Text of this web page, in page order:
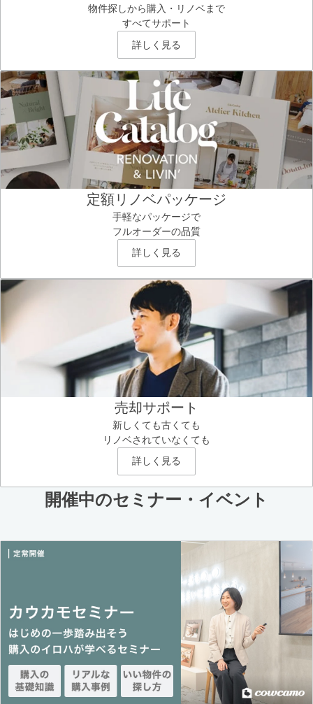
物件探しから購入・リノベまで
すべてサポート
詳しく見る
定額リノベパッケージ
手軽なパッケージで
フルオーダーの品質
詳しく見る
売却サポート
新しくても古くても
リノベされていなくても
詳しく見る
開催中のセミナー・イベント